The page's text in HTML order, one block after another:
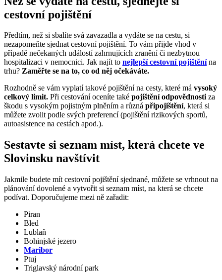
cestovní pojištění
Předtím, než si sbalíte svá zavazadla a vydáte se na cestu, si
nezapomeňte sjednat cestovní pojištění. To vám přijde vhod v
případě nečekaných událostí zahrnujících zranění či nezbytnou
hospitalizaci v nemocnici. Jak najít to nejlepší cestovní pojištěnína
trhu? Zaměřte se na to, co od něj očekáváte.
Rozhodně se vám vyplatí takové pojištění na cesty, které má vysoký
celkový limit. Při cestování oceníte také pojištění odpovědnostiza
škodu s vysokým pojistným plněním a různá připojištění, která si
můžete zvolit podle svých preferencí (pojištění rizikových sportů,
autoasistence na cestách apod.).
Sestavte si seznam míst, která chcete ve
Slovinsku navštívit
Jakmile budete mít cestovní pojištění sjednané, můžete se vrhnout na
plánování dovolené a vytvořit si seznam míst, na která se chcete
podívat. Doporučujeme mezi ně zařadit:
Piran
Bled
Lublaň
Bohinjské jezero
Maribor
Ptuj
Triglavský národní park